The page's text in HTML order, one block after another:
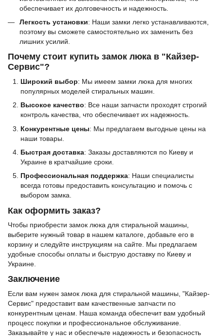
обеспечивает их долговечность и надежность.
Легкость установки: Наши замки легко устанавливаются,
поэтому вы сможете самостоятельно их заменить без
лишних усилий.
Почему стоит купить замок люка в "Кайзер-
Сервис"?
Широкий выбор: Мы имеем замки люка для многих
популярных моделей стиральных машин.
Высокое качество: Все наши запчасти проходят строгий
контроль качества, что обеспечивает их надежность.
Конкурентные цены: Мы предлагаем выгодные цены на
наши товары.
Быстрая доставка: Заказы доставляются по Киеву и
Украине в кратчайшие сроки.
Профессиональная поддержка: Наши специалисты
всегда готовы предоставить консультацию и помочь с
выбором замка.
Как оформить заказ?
Чтобы приобрести замок люка для стиральной машины,
выберите нужный товар в нашем каталоге, добавьте его в
корзину и следуйте инструкциям на сайте. Мы предлагаем
удобные способы оплаты и быструю доставку по Киеву и
Украине.
Заключение
Если вам нужен замок люка для стиральной машины, "Кайзер-
Сервис" предоставит вам качественные запчасти по
конкурентным ценам. Наша команда обеспечит вам удобный
процесс покупки и профессиональное обслуживание.
Заказывайте у нас и обеспечьте надежность и безопасность